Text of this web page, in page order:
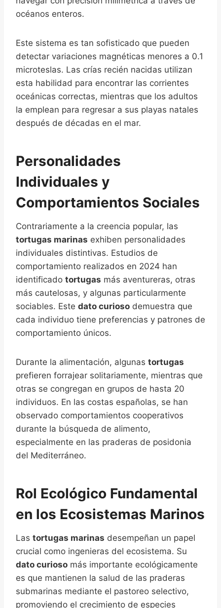
océanos enteros.
Este sistema es tan sofisticado que pueden
detectar variaciones magnéticas menores a 0.1
microteslas. Las crías recién nacidas utilizan
esta habilidad para encontrar las corrientes
oceánicas correctas, mientras que los adultos
la emplean para regresar a sus playas natales
después de décadas en el mar.
Personalidades
Individuales y
Comportamientos Sociales
Contrariamente a la creencia popular, las
tortugas marinas exhiben personalidades
individuales distintivas. Estudios de
comportamiento realizados en 2024 han
identificado tortugas más aventureras, otras
más cautelosas, y algunas particularmente
sociables. Este dato curioso demuestra que
cada individuo tiene preferencias y patrones de
comportamiento únicos.
Durante la alimentación, algunas tortugas
prefieren forrajear solitariamente, mientras que
otras se congregan en grupos de hasta 20
individuos. En las costas españolas, se han
observado comportamientos cooperativos
durante la búsqueda de alimento,
especialmente en las praderas de posidonia
del Mediterráneo.
Rol Ecológico Fundamental
en los Ecosistemas Marinos
Las tortugas marinas desempeñan un papel
crucial como ingenieras del ecosistema. Su
dato curioso más importante ecológicamente
es que mantienen la salud de las praderas
submarinas mediante el pastoreo selectivo,
promoviendo el crecimiento de especies